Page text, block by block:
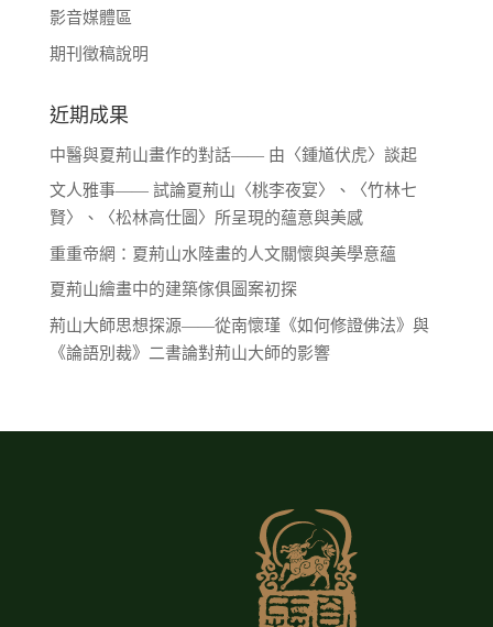
影音媒體區
期刊徵稿說明
近期成果
中醫與夏荊山畫作的對話—— 由〈鍾馗伏虎〉談起
文人雅事—— 試論夏荊山〈桃李夜宴〉、〈竹林七
賢〉、〈松林高仕圖〉所呈現的蘊意與美感
重重帝網：夏荊山水陸畫的人文關懷與美學意蘊
夏荊山繪畫中的建築傢俱圖案初探
荊山大師思想探源——從南懷瑾《如何修證佛法》與
《論語別裁》二書論對荊山大師的影響